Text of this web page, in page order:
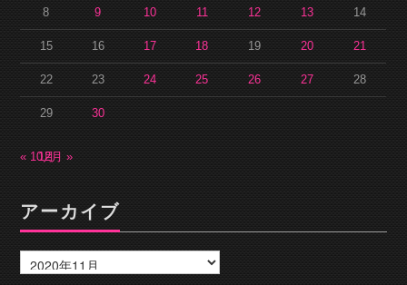
8 9 10 11 12 13 14
15 16 17 18 19 20 21
22 23 24 25 26 27 28
29 30
« 10月12月 »
アーカイブ
ー
カ